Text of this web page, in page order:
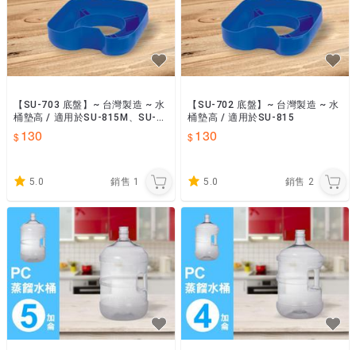
【SU-703 底盤】~ 台灣製造 ~ 水
桶墊高 / 適用於SU-815M、SU-8
15S
130
5.0 銷售 1
【SU-702 底盤】~ 台灣製造 ~ 水
桶墊高 / 適用於SU-815
130
5.0 銷售 2